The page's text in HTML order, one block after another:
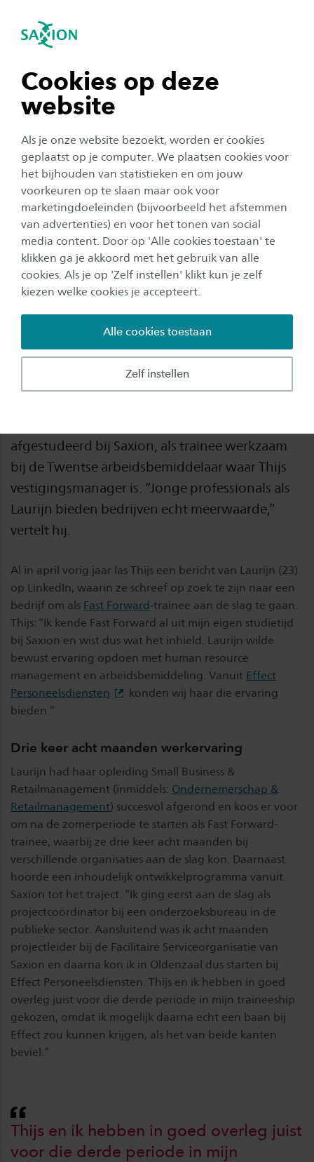
Cookies op deze
website
Als je onze website bezoekt, worden er cookies
geplaatst op je computer. We plaatsen cookies voor
het bijhouden van statistieken en om jouw
voorkeuren op te slaan maar ook voor
marketingdoeleinden (bijvoorbeeld het afstemmen
van advertenties) en voor het tonen van social
media content. Door op 'Alle cookies toestaan' te
klikken ga je akkoord met het gebruik van alle
cookies. Als je op 'Zelf instellen' klikt kun je zelf
kiezen welke cookies je accepteert.
Zelf instellen
Alle cookies toestaan
Navigatie openen
tonen
tonen
tonen
tonen
sluiten
Business
Fast Forward Traineeship:
'Jonge professionals als
Laurijn bieden bedrijven echt
meerwaarde'
Auteur:
Anne Hurenkamp
Publicatiedatum:
23 juni 2020 Leestijd: Minuten
Een ‘win-win-samenwerking’, zo omschrijft
Thijs Oude Nijhuis van Effect
Personeelsdiensten zijn eerste ervaringen met
afgestudeerd bij Saxion, als trainee werkzaam
bij de Twentse arbeidsbemiddelaar waar Thijs
vestigingsmanager is. “Jonge professionals als
Laurijn bieden bedrijven echt meerwaarde,”
vertelt hij.
Al in april vorig jaar las Thijs een bericht van Laurijn (23)
op LinkedIn, waarin ze schreef op zoek te zijn naar een
bedrijf om als Fast Forward-trainee aan de slag te gaan.
Thijs: “Ik kende Fast Forward al uit mijn eigen studietijd
bij Saxion en wist dus wat het inhield. Laurijn wilde
bewust ervaring opdoen met human resource
management en arbeidsbemiddeling. Vanuit Effect
Personeelsdiensten
konden wij haar die ervaring
bieden.”
Drie keer acht maanden werkervaring
Laurijn had haar opleiding Small Business &
Retailmanagement (inmiddels: Ondernemerschap &
Retailmanagement) succesvol afgerond en koos er voor
om na de zomerperiode te starten als Fast Forward-
trainee, waarbij ze drie keer acht maanden bij
verschillende organisaties aan de slag kon. Daarnaast
hoorde een inhoudelijk ontwikkelprogramma vanuit
Saxion tot het traject. “Ik ging eerst aan de slag als
projectcoördinator bij een onderzoeksbureau in de
publieke sector. Aansluitend was ik acht maanden
projectleider bij de Facilitaire Serviceorganisatie van
Saxion en daarna kon ik in Oldenzaal dus starten bij
Effect Personeelsdiensten. Thijs en ik hebben in goed
overleg juist voor die derde periode in mijn traineeship
gekozen, omdat ik mogelijk daarna echt een baan bij
Effect zou kunnen krijgen, als het van beide kanten
beviel.”
Thijs en ik hebben in goed overleg juist
voor die derde periode in mijn